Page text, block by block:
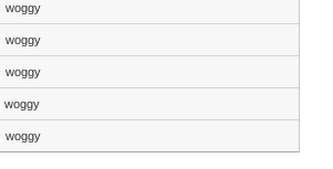
woggy
woggy
woggy
woggy
woggy